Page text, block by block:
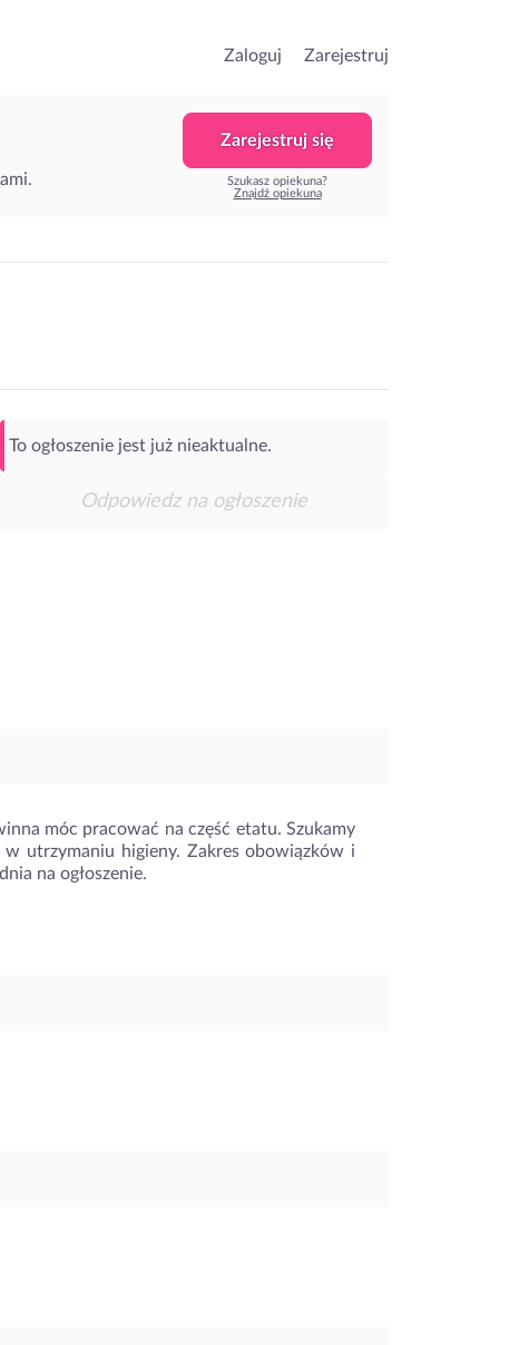
Zaloguj Zarejestruj
Zarejestruj się
Szukasz opiekuna?
Znajdź opiekuna
To ogłoszenie jest już nieaktualne.
Odpowiedz na ogłoszenie
móc pracować na część etatu. Szukamy
utrzymaniu higieny. Zakres obowiązków i
na ogłoszenie.